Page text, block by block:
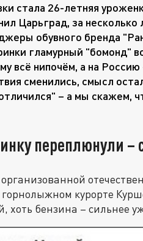
стала 26-летняя
Царьград, за
обувного бренда
гламурный "бомонд"
всё нипочём, а на
сменились, смысл
– а мы скажем,
переплюнули –
курорте
хоть бензина – сильнее